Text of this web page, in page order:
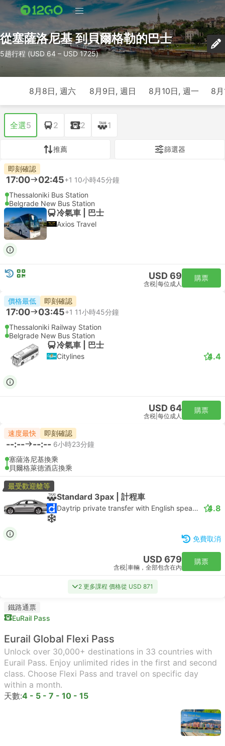
從塞薩洛尼基 到貝爾格勒的巴士
5趟行程 (USD 64 – USD 1725)
8月8日, 週六 8月9日, 週日 8月10日, 週一 8
全選5 2 2 1
推薦 篩選器
即刻確認
17:00 02:45+1 10小時45分鐘
Thessaloniki Bus Station
Belgrade New Bus Station
冷氣車 | 巴士
Axios Travel
USD 69
含税 每位成人
購票
價格最低 即刻確認
17:00 03:45+1 11小時45分鐘
Thessaloniki Railway Station
Belgrade New Bus Station
冷氣車 | 巴士
Citylines 4.4
USD 64
含税 每位成人
購票
速度最快 即刻確認
--:-- --:-- 6小時23分鐘
塞薩洛尼基換乘
貝爾格萊德酒店換乘
最受歡迎艙等
Standard 3pax | 計程車
Daytrip private transfer with English speaking driver 4.8
免費取消
USD 679
含税 車輛，全部包含在內
購票
2 更多課程 價格從 USD 871
鐵路通票
EuRail Pass
Eurail Global Flexi Pass
Unlock over 30,000+ destinations in 33 countries with
Eurail Pass. Enjoy unlimited rides in the first and second
class. Choose Flexi Pass and travel on specific day
within a month.
天數:4 - 5 - 7 - 10 - 15